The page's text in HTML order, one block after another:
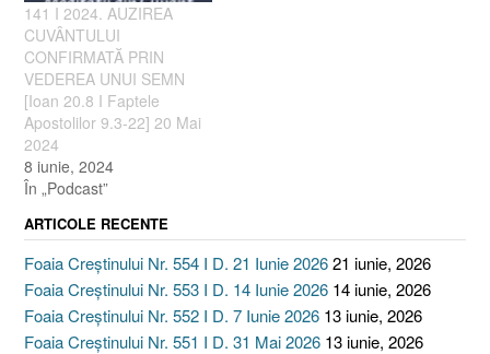
141 I 2024. AUZIREA
CUVÂNTULUI
CONFIRMATĂ PRIN
VEDEREA UNUI SEMN
[Ioan 20.8 I Faptele
Apostolilor 9.3-22] 20 Mai
2024
8 iunie, 2024
În „Podcast”
ARTICOLE RECENTE
Foaia Creștinului Nr. 554 I D. 21 Iunie 202621 iunie, 2026
Foaia Creștinului Nr. 553 I D. 14 Iunie 2026 14 iunie, 2026
Foaia Creștinului Nr. 552 I D. 7 Iunie 2026 13 iunie, 2026
Foaia Creștinului Nr. 551 I D. 31 Mai 2026 13 iunie, 2026